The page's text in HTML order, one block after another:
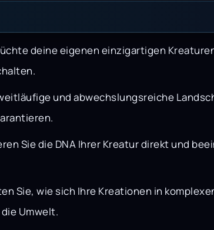
deine eigenen einzigartigen
und abwechslungsreiche
Sie die DNA Ihrer Kreatur direkt und
Sie, wie sich Ihre Kreationen in
Umwelt.